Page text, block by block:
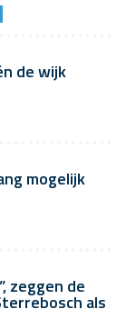
de wijk
mogelijk
zeggen de
als